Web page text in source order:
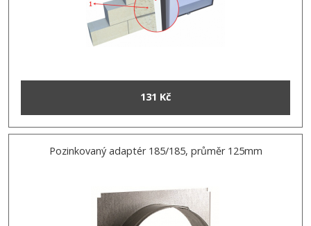
131 Kč
Pozinkovaný adaptér 185/185, průměr 125mm